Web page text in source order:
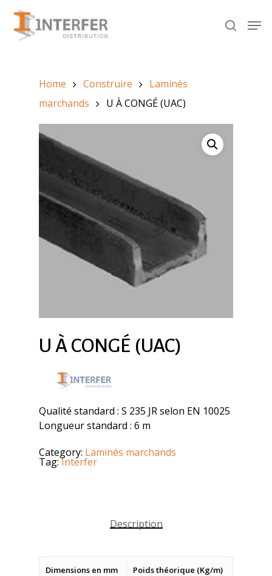
Recherche
Home Construire
Laminés
marchands
U À CONGÉ (UAC)
U À CONGÉ (UAC)
Qualité standard : S 235 JR selon EN 10025
Longueur standard : 6 m
Category: Laminés marchands
Tag:Interfer
Description
Dimensions en mm Poids théorique (Kg/m)